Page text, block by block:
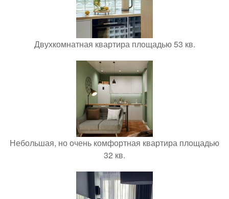
Двухкомнатная квартира площадью 53 кв.
Небольшая, но очень комфортная квартира площадью
32 кв.